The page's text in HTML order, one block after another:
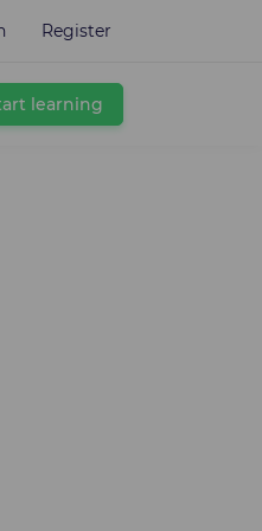
Register
learning